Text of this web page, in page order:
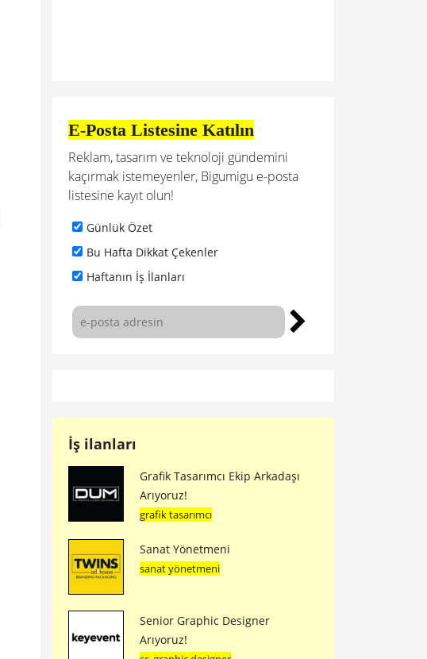
E-Posta Listesine Katılın
Reklam, tasarım ve teknoloji gündemini
kaçırmak istemeyenler, Bigumigu e-posta
listesine kayıt olun!
Günlük Özet
Bu Hafta Dikkat Çekenler
Haftanın İş İlanları
İş ilanları
Grafik Tasarımcı Ekip Arkadaşı
Arıyoruz!
grafik tasarımcı
Sanat Yönetmeni
sanat yönetmeni
Senior Graphic Designer
Arıyoruz!